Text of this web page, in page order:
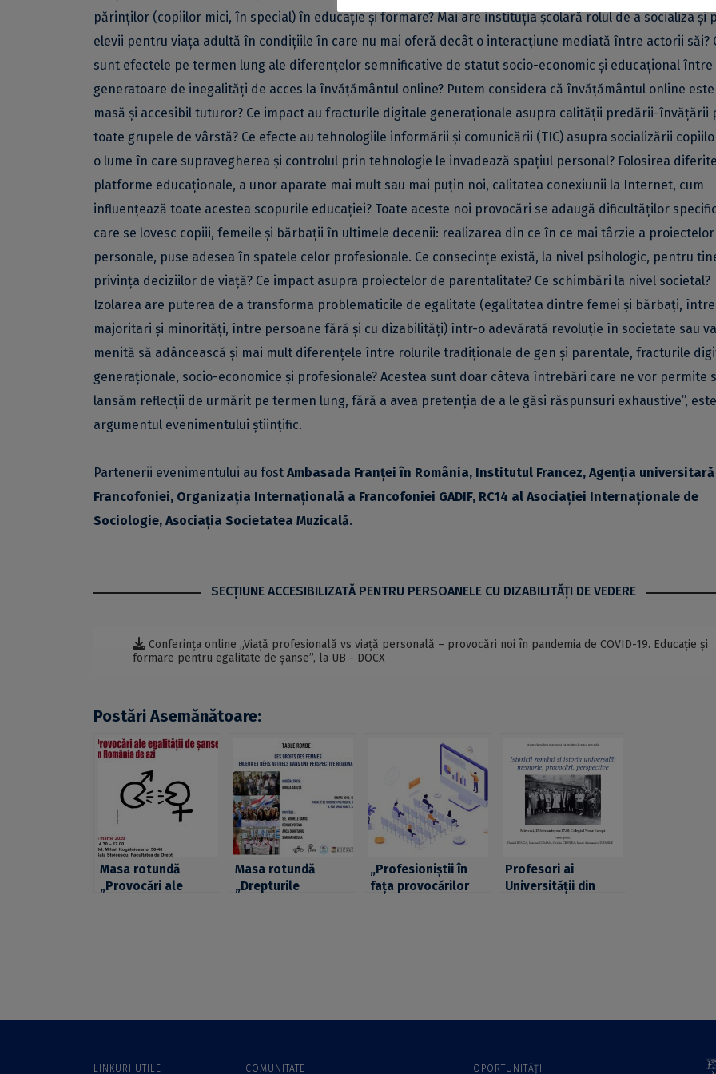
părinților (copiilor mici, în special) în educație și formare? Mai are instituția școlară rolul de a socializa și
elevii pentru viața adultă în condițiile în care nu mai oferă decât o interacțiune mediată între actorii săi?
sunt efectele pe termen lung ale diferențelor semnificative de statut socio-economic și educațional între
generatoare de inegalități de acces la învățământul online? Putem considera că învățământul online
masă și accesibil tuturor? Ce impact au fracturile digitale generaționale asupra calității predării-învățării
toate grupele de vârstă? Ce efecte au tehnologiile informării și comunicării (TIC) asupra socializării
o lume în care supravegherea și controlul prin tehnologie le invadează spațiul personal? Folosirea
platforme educaționale, a unor aparate mai mult sau mai puțin noi, calitatea conexiunii la Internet, cum
influențează toate acestea scopurile educației? Toate aceste noi provocări se adaugă dificultăților
care se lovesc copiii, femeile și bărbații în ultimele decenii: realizarea din ce în ce mai târzie a proiectelor
personale, puse adesea în spatele celor profesionale. Ce consecințe există, la nivel psihologic, pentru
privința deciziilor de viață? Ce impact asupra proiectelor de parentalitate? Ce schimbări la nivel societal?
Izolarea are puterea de a transforma problematicile de egalitate (egalitatea dintre femei și bărbați, între
majoritari și minorități, între persoane fără și cu dizabilități) într-o adevărată revoluție în societate sau
menită să adâncească și mai mult diferențele între rolurile tradiționale de gen și parentale, fracturile
generaționale, socio-economice și profesionale? Acestea sunt doar câteva întrebări care ne vor permite
lansăm reflecții de urmărit pe termen lung, fără a avea pretenția de a le găsi răspunsuri exhaustive”, este
argumentul evenimentului științific.
Partenerii evenimentului au fost Ambasada Franței în România, Institutul Francez, Agenția universitară
Francofoniei, Organizația Internațională a Francofoniei GADIF, RC14 al Asociației Internaționale de
Sociologie, Asociația Societatea Muzicală.
SECŢIUNE ACCESIBILIZATĂ PENTRU PERSOANELE CU DIZABILITĂŢI DE VEDERE
Conferința online „Viață profesională vs viață personală – provocări noi în pandemia de COVID-19. Educație și
formare pentru egalitate de șanse”, la UB - DOCX
Postări Asemănătoare:
Masa rotundă
„Provocări ale
Masa rotundă
„Drepturile
„Profesioniștii în
fața provocărilor
Profesori ai
Universității din
LINKURI UTILE COMUNITATE OPORTUNITĂȚI